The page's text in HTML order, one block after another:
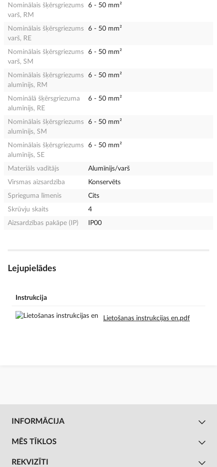
Nominālais šķērsgriezums
varš, RM
6 - 50 mm²
Nominālais šķērsgriezums
varš, RE
6 - 50 mm²
Nominālais šķērsgriezums
varš, SM
6 - 50 mm²
Nominālais šķērsgriezums
alumīnijs, RM
6 - 50 mm²
Nominālā šķērsgriezuma
alumīnijs, RE
6 - 50 mm²
Nominālais šķērsgriezums
alumīnijs, SM
6 - 50 mm²
Nominālais šķērsgriezums
alumīnijs, SE
6 - 50 mm²
Materiāls vadītājs
Alumīnijs/varš
Virsmas aizsardzība
Konservēts
Sprieguma līmenis
Cits
Skrūvju skaits
4
Aizsardzības pakāpe (IP)
IP00
Lejupielādes
Instrukcija
Lietošanas instrukcijas en.pdf
INFORMĀCIJA
MĒS TĪKLOS
REKVIZĪTI